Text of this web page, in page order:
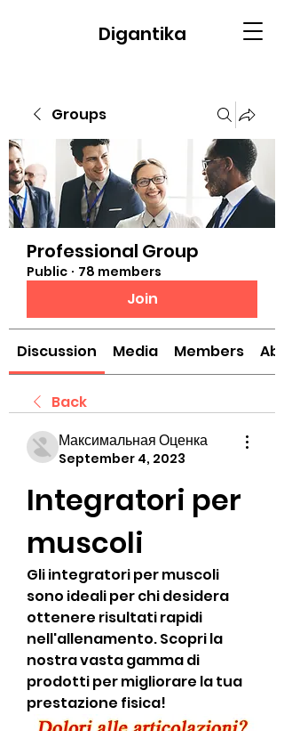
Digantika
Groups
Professional Group
Public · 78 members
Join
Discussion Media Members
Back
Максимальная Оценка
September 4, 2023
Integratori per
muscoli
Gli integratori per muscoli
sono ideali per chi desidera
ottenere risultati rapidi
nell'allenamento. Scopri la
nostra vasta gamma di
prodotti per migliorare la tua
prestazione fisica!